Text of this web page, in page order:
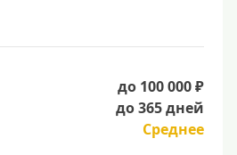
до 100 000 ₽
до 365 дней
Среднее